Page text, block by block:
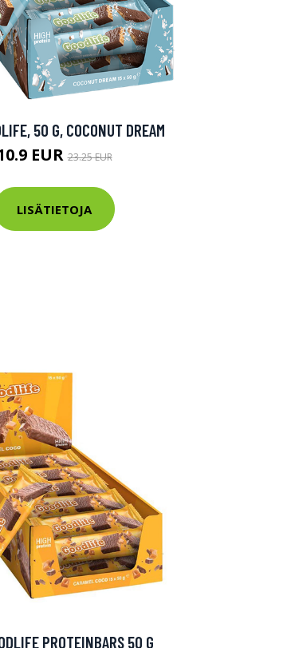
50 G, COCONUT DREAM
EUR23.25 EUR
LISÄTIETOJA
PROTEINBARS 50 G